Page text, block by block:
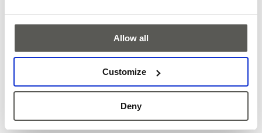
Allow all
Customize
Deny
Immobilieneigentümer erhalten durch die Analyse des
Personenflusses wertvolle Einblicke in die
indem sie die Betriebszeit der Aufzüge erhöht und den
Mietern des Gebäudes die bestmögliche Erfahrung bietet.